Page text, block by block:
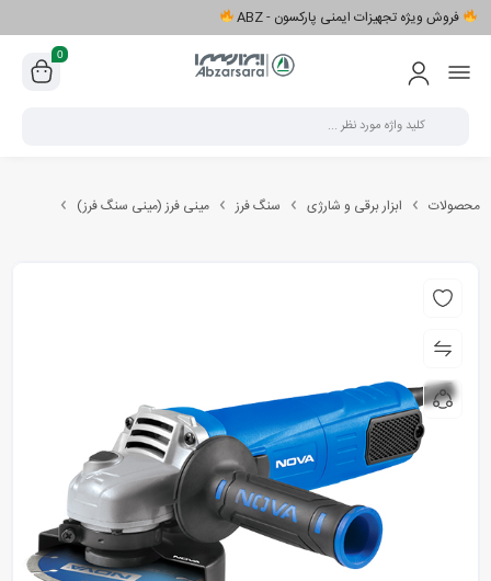
فروش ویژه تجهیزات ایمنی پارکسون - ABZ
0
محصولات ابزار برقی و شارژی سنگ فرز مینی فرز (مینی سنگ فرز)